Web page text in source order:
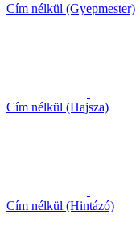
Cím nélkül (Gyepmester)
Cím nélkül (Hajsza)
Cím nélkül (Hintázó)